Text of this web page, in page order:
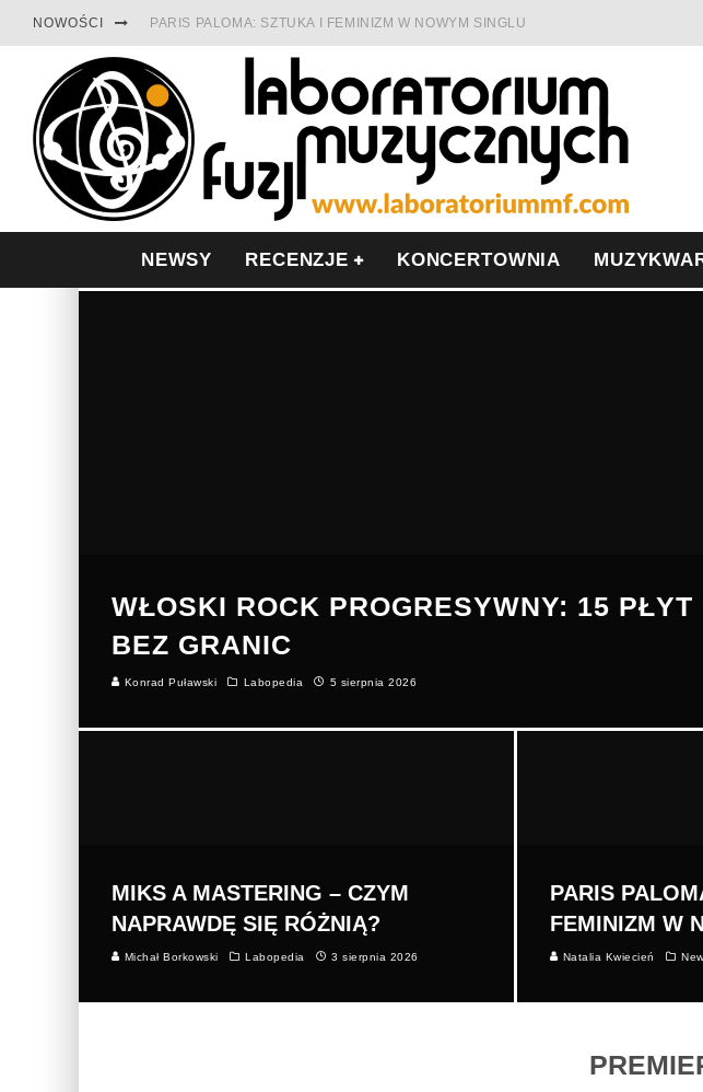
NOWOŚCI PARIS PALOMA: SZTUKA I FEMINIZM W NOWYM SINGLU
TABULA RASA Z SINGLEM DIAMENTY. SAMOTNOŚĆ I OPÓR
CINNAMON GUM MIĘDZY SOULEM A PAMIĘCIĄ
FRANCUSKI PROG METAL WEDŁUG DUALISIS
LESZEK KUŁAKOWSKI NAGRAŁ JAZZFONIĘ O POLSCE
NEWSY RECENZJE KONCERTOWNIA
WŁOSKI ROCK PROGRESYWNY: 15 PŁYT
BEZ GRANIC
Konrad Puławski Labopedia 5 sierpnia 2026
MIKS A MASTERING – CZYM
NAPRAWDĘ SIĘ RÓŻNIĄ?
Michał Borkowski Labopedia 3 sierpnia 2026
PARIS
FEMINIZM W
Natalia Kwiecień